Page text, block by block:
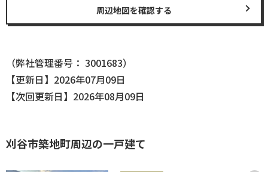
周辺地図を確認する
（弊社管理番号： 3001683）
【更新日】2026年07月09日
【次回更新日】2026年08月09日
刈谷市築地町周辺の一戸建て